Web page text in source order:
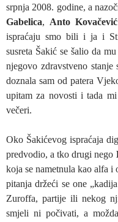
srpnja 2008. godine, a
Gabelica, Anto Kovačević
ispraćaju smo bili i ja i
susreta Šakić se šalio da
njegovo zdravstveno
doznala sam od patera
upitam za novosti i tada
večeri.
Oko Šakićevog ispraćaja
predvodio, a tko drugi nego
koja se nametnula kao alfa i
pitanja držeći se one
Zuroffa, partije ili nekog
smjeli ni počivati, a